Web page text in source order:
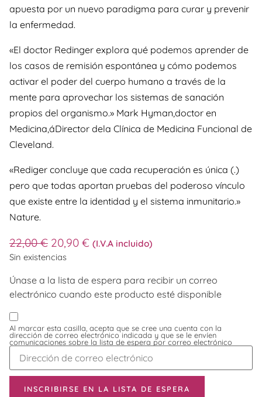
apuesta por un nuevo paradigma para curar y prevenir
la enfermedad.
«El doctor Redinger explora qué podemos aprender de
los casos de remisión espontánea y cómo podemos
activar el poder del cuerpo humano a través de la
mente para aprovechar los sistemas de sanación
propios del organismo.» Mark Hyman,doctor en
Medicina,áDirector dela Clínica de Medicina Funcional de
Cleveland.
«Rediger concluye que cada recuperación es única (.)
pero que todas aportan pruebas del poderoso vínculo
que existe entre la identidad y el sistema inmunitario.»
Nature.
22,00€ 20,90 € (I.V.A incluido)
Sin existencias
Únase a la lista de espera para recibir un correo
electrónico cuando este producto esté disponible
Al marcar esta casilla, acepta que se cree una cuenta con la
dirección de correo electrónico indicada y que se le envíen
comunicaciones sobre la lista de espera por correo electrónico
Introduzca
dirección
de
correo
INSCRIBIRSE EN LA LISTA DE ESPERA